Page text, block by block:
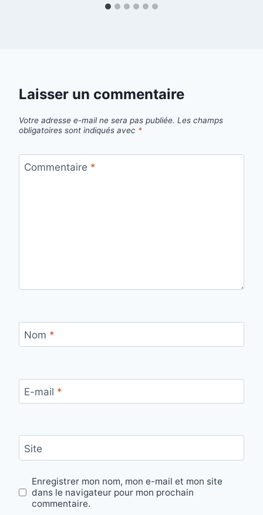
Laisser un commentaire
Votre adresse e-mail ne sera pas publiée. Les champs
obligatoires sont indiqués avec *
Commentaire *
Nom *
E-mail *
Site
Enregistrer mon nom, mon e-mail et mon site
dans le navigateur pour mon prochain
commentaire.